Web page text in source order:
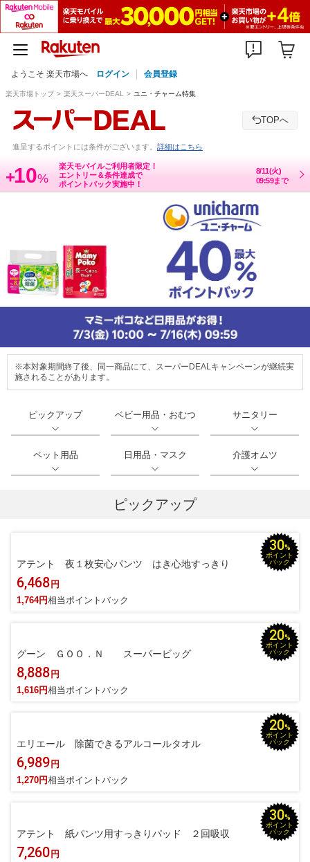
ようこそ 楽天市場へ ログイン 会員登録
楽天市場トップ 楽天スーパーDEAL ユニ・チャーム特集
TOPへ
進呈するポイントには条件がございます。 詳細はこちら
+10%
楽天モバイルご利用者限定！
エントリー＆条件達成で
ポイントバック実施中！
8/11(火)
09:59まで
※本対象期間終了後、同一商品にて、スーパーDEALキャンペーンが継続実
施されることがあります。
ピックアップ ベビー用品・おむつ サニタリー
ペット用品 日用品・マスク 介護オムツ
ピックアップ
30%
ポイント
バック
アテント 夜１枚安心パンツ はき心地すっきり
6,468 円
1,764円相当ポイントバック
20%
ポイント
バック
グーン ＧＯＯ．Ｎ スーパービッグ
8,888 円
1,616円相当ポイントバック
20%
ポイント
バック
エリエール 除菌できるアルコールタオル
6,989 円
1,270円相当ポイントバック
30%
ポイント
バック
アテント 紙パンツ用すっきりパッド ２回吸収
7,260 円